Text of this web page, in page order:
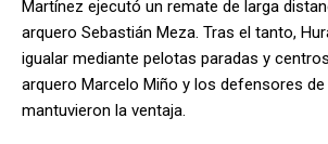
Martínez ejecutó un remate de larga
arquero Sebastián Meza. Tras el tanto,
igualar mediante pelotas paradas y
arquero Marcelo Miño y los defensores de
mantuvieron la ventaja.